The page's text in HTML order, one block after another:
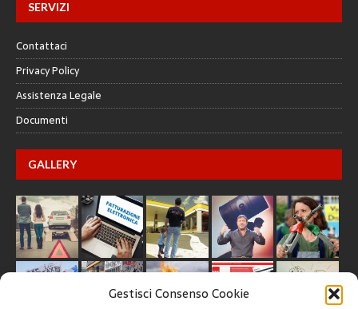
Gestisci Consenso Cookie
SERVIZI
Contattaci
Privacy Policy
Assistenza Legale
Documenti
GALLERY